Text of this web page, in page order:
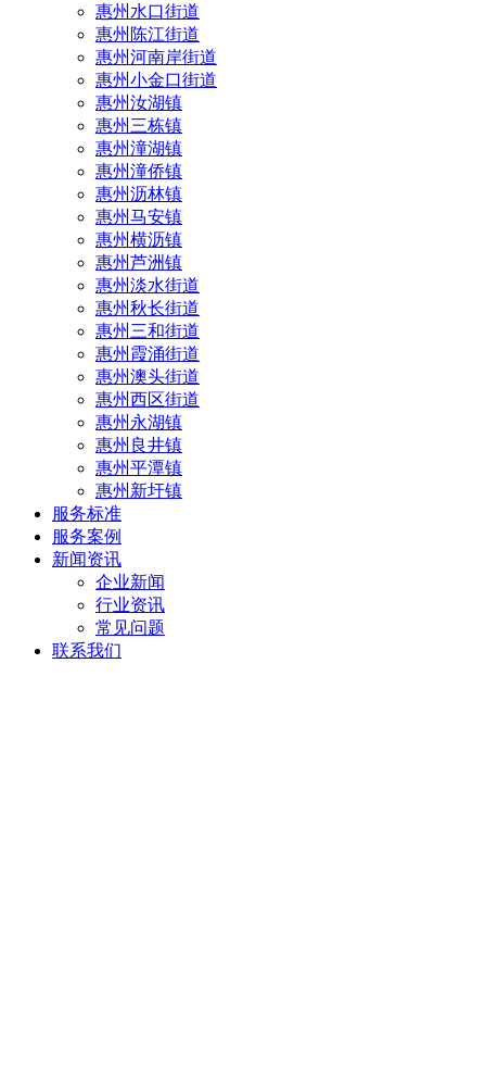
惠州水口街道
惠州陈江街道
惠州河南岸街道
惠州小金口街道
惠州汝湖镇
惠州三栋镇
惠州潼湖镇
惠州潼侨镇
惠州沥林镇
惠州马安镇
惠州横沥镇
惠州芦洲镇
惠州淡水街道
惠州秋长街道
惠州三和街道
惠州霞涌街道
惠州澳头街道
惠州西区街道
惠州永湖镇
惠州良井镇
惠州平潭镇
惠州新圩镇
服务标准
服务案例
新闻资讯
企业新闻
行业资讯
常见问题
联系我们